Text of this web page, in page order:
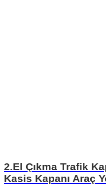
2.El Çıkma Trafik
Kasis Kapanı Araç